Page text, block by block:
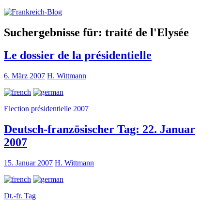
Suchergebnisse für: traité de l'Elysée
Le dossier de la présidentielle
6. März 2007 H. Wittmann
Election présidentielle 2007
Deutsch-französischer Tag: 22. Januar
2007
15. Januar 2007 H. Wittmann
Dt.-fr. Tag